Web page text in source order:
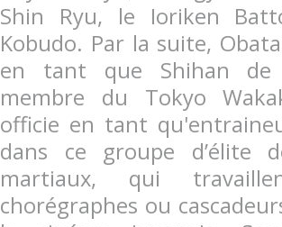
Shin Ryu, le Ioriken
Kobudo. Par la suite,
en tant que Shihan
membre du Tokyo
officie en tant
dans ce groupe d’élite
martiaux, qui
chorégraphes ou